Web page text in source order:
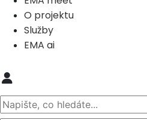
O projektu
Služby
EMA ai